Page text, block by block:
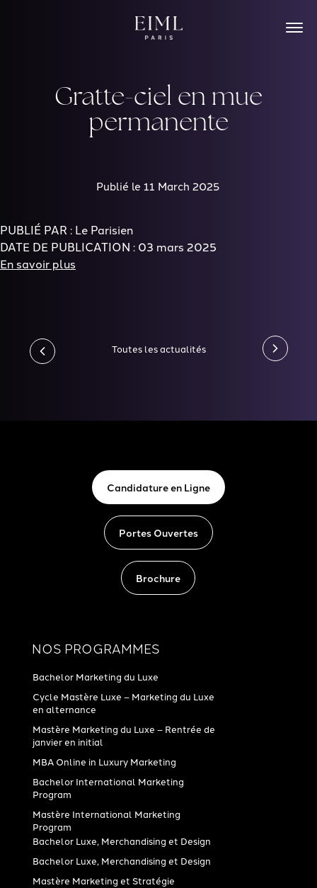
Gratte-ciel en mue
permanente
Publié le 11 March 2025
PUBLIÉ PAR : Le Parisien
DATE DE PUBLICATION : 03 mars 2025
En savoir plus
Toutes les actualités
Candidature en Ligne
Portes Ouvertes
Brochure
NOS PROGRAMMES
Bachelor Marketing du Luxe
Cycle Mastère Luxe – Marketing du Luxe
en alternance
Mastère Marketing du Luxe – Rentrée de
janvier en initial
MBA Online in Luxury Marketing
Bachelor International Marketing
Program
Mastère International Marketing
Program
Bachelor Luxe, Merchandising et Design
Bachelor Luxe, Merchandising et Design
Mastère Marketing et Stratégie